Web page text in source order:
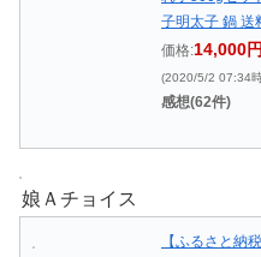
子明太子 鍋 送
価格:14,000円
(2020/5/2 07:34
感想(62件)
娘Ａチョイス
【ふるさと納